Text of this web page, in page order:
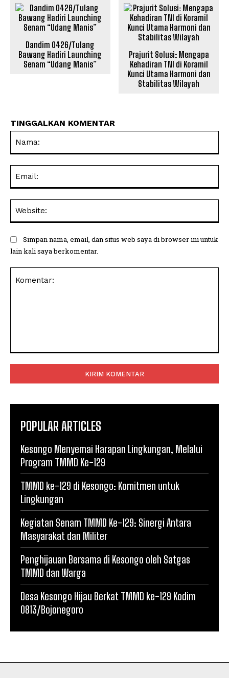
Dandim 0426/Tulang
Bawang Hadiri Launching
Senam “Udang Manis”
Prajurit Solusi: Mengapa
Kehadiran TNI di Koramil
Kunci Utama Harmoni dan
Stabilitas Wilayah
TINGGALKAN KOMENTAR
Simpan nama, email, dan situs web saya di browser ini untuk
lain kali saya berkomentar.
POPULAR ARTICLES
Kesongo Menyemai Harapan Lingkungan, Melalui
Program TMMD Ke-129
TMMD ke-129 di Kesongo: Komitmen untuk
Lingkungan
Kegiatan Senam TMMD Ke-129: Sinergi Antara
Masyarakat dan Militer
Penghijauan Bersama di Kesongo oleh Satgas
TMMD dan Warga
Desa Kesongo Hijau Berkat TMMD ke-129 Kodim
0813/Bojonegoro